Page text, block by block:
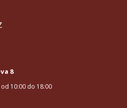
8
10:00 do 18:00